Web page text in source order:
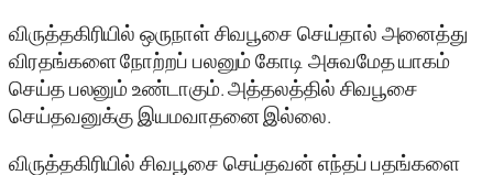
விருத்தகிரியில் ஒருநாள் சிவபூசை செய்தால் அனைத்து
விரதங்களை நோற்றப் பலனும் கோடி அசுவமேத யாகம்
செய்த பலனும் உண்டாகும். அத்தலத்தில் சிவபூசை
செய்தவனுக்கு இயமவாதனை இல்லை.
விருத்தகிரியில் சிவபூசை செய்தவன் எந்தப் பதங்களை